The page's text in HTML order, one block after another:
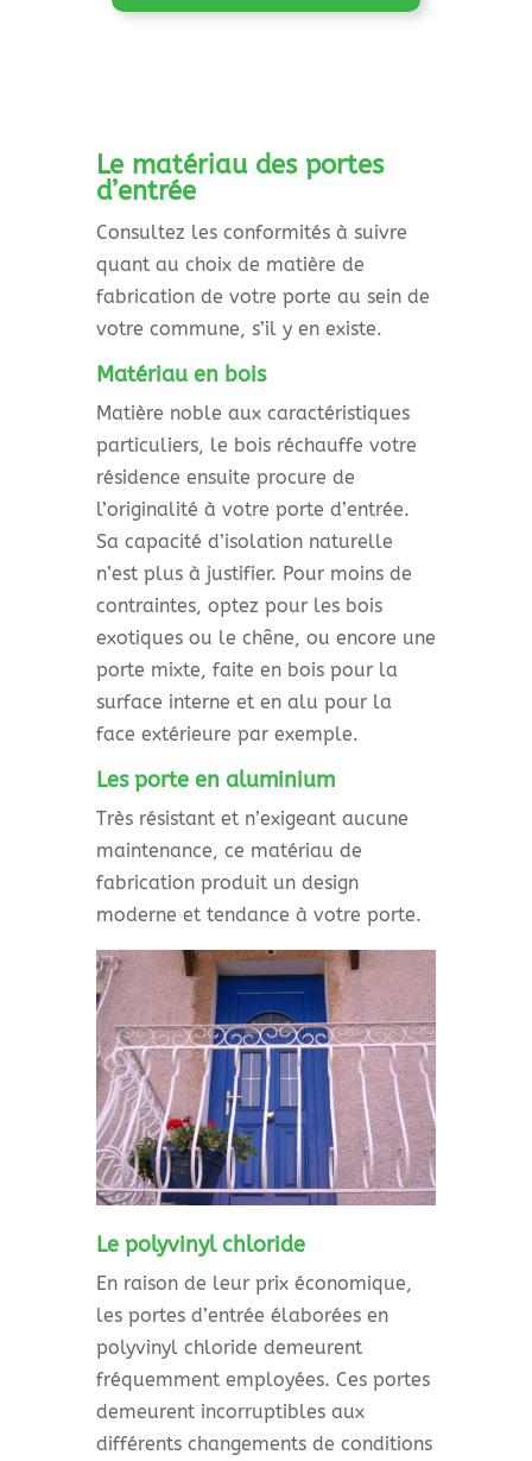
Le matériau des portes
d’entrée
Consultez les conformités à suivre
quant au choix de matière de
fabrication de votre porte au sein de
votre commune, s’il y en existe.
Matériau en bois
Matière noble aux caractéristiques
particuliers, le bois réchauffe votre
résidence ensuite procure de
l’originalité à votre porte d’entrée.
Sa capacité d’isolation naturelle
n’est plus à justifier. Pour moins de
contraintes, optez pour les bois
exotiques ou le chêne, ou encore une
porte mixte, faite en bois pour la
surface interne et en alu pour la
face extérieure par exemple.
Les porte en aluminium
Très résistant et n’exigeant aucune
maintenance, ce matériau de
fabrication produit un design
moderne et tendance à votre porte.
Le polyvinyl chloride
En raison de leur prix économique,
les portes d’entrée élaborées en
polyvinyl chloride demeurent
fréquemment employées. Ces portes
demeurent incorruptibles aux
différents changements de conditions